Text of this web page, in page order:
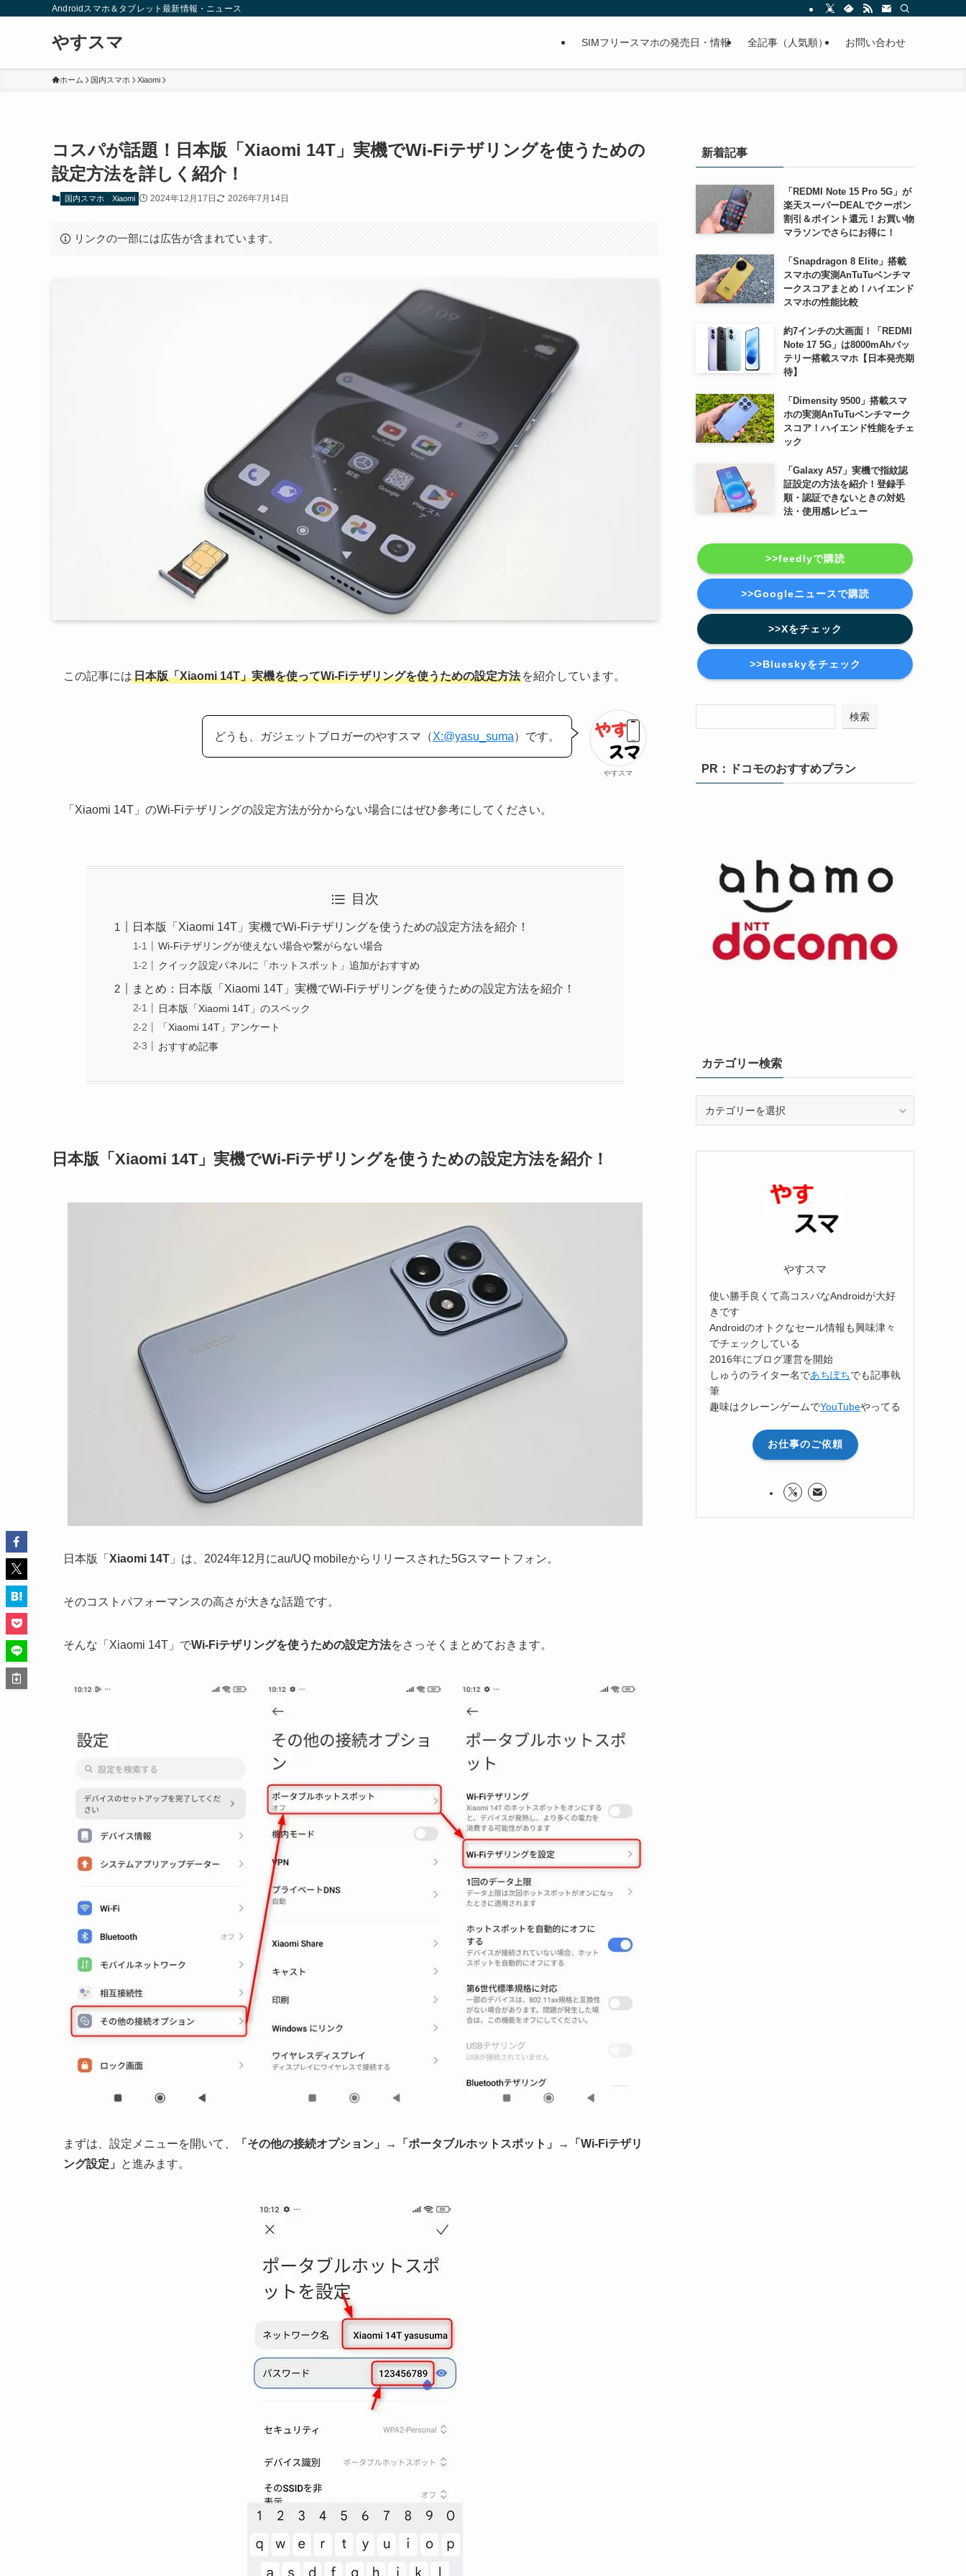
Androidスマホ＆タブレット最新情報・ニュース
やすスマ SIMフリースマホの発売日・情報 全記事（人気順） お問い合わせ
ホーム 国内スマホ Xiaomi
コスパが話題！日本版「Xiaomi 14T」実機でWi-Fiテザリングを使うための
設定方法を詳しく紹介！
国内スマホ Xiaomi 2024年12月17日 2026年7月14日
リンクの一部には広告が含まれています。
この記事には日本版「Xiaomi 14T」実機を使ってWi-Fiテザリングを使うための設定方法 を紹介しています。
やすスマ
どうも、ガジェットブロガーのやすスマ（X:@yasu_suma）です。
「Xiaomi 14T」のWi-Fiテザリングの設定方法が分からない場合にはぜひ参考にしてください。
目次
日本版「Xiaomi 14T」実機でWi-Fiテザリングを使うための設定方法を紹介！
Wi-Fiテザリングが使えない場合や繋がらない場合
クイック設定パネルに「ホットスポット」追加がおすすめ
まとめ：日本版「Xiaomi 14T」実機でWi-Fiテザリングを使うための設定方法を紹介！
日本版「Xiaomi 14T」のスペック
「Xiaomi 14T」アンケート
おすすめ記事
日本版「Xiaomi 14T」実機でWi-Fiテザリングを使うための設定方法を紹介！
日本版「 Xiaomi 14T 」は、2024年12月にau/UQ mobileからリリースされた5Gスマートフォン。
そのコストパフォーマンスの高さが大きな話題です。
そんな「Xiaomi 14T」でWi-Fiテザリングを使うための設定方法をさっそくまとめておきます。
まずは、設定メニューを開いて、
「その他の接続オプション」→「ポータブルホットスポット」→「Wi-Fiテザリ
ング設定」
と進みます。
新着記事
「REDMI Note 15 Pro 5G」が
楽天スーパーDEALでクーポン
割引＆ポイント還元！お買い物
マラソンでさらにお得に！
「Snapdragon 8 Elite」搭載
スマホの実測AnTuTuベンチマ
ークスコアまとめ！ハイエンド
スマホの性能比較
約7インチの大画面！「REDMI
Note 17 5G」は8000mAhバッ
テリー搭載スマホ【日本発売期
待】
「Dimensity 9500」搭載スマ
ホの実測AnTuTuベンチマーク
スコア！ハイエンド性能をチェ
ック
「Galaxy A57」実機で指紋認
証設定の方法を紹介！登録手
順・認証できないときの対処
法・使用感レビュー
>>feedlyで購読
>>Googleニュースで購読
>>Xをチェック
>>Blueskyをチェック
検索
PR：ドコモのおすすめプラン
カテゴリー検索
リ
やすスマ
使い勝手良くて高コスパなAndroidが大好
きです
Androidのオトクなセール情報も興味津々
でチェックしている
2016年にブログ運営を開始
しゅうのライター名であちぽちでも記事執
筆
趣味はクレーンゲームでYouTubeやってる
お仕事のご依頼